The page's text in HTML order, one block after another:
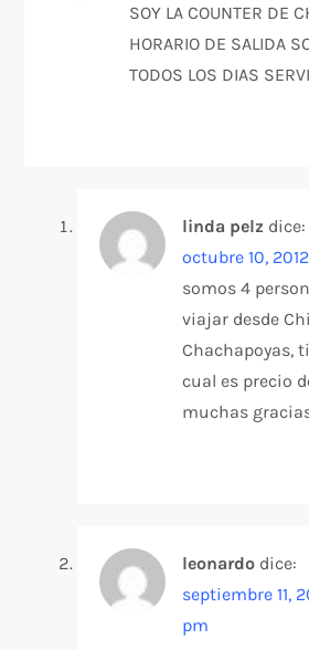
SOY LA COUNTER DE
HORARIO DE SALIDA
TODOS LOS DIAS
linda pelz dice:
octubre 10,
somos 4
viajar desde
Chachapoyas,
cual es precio
muchas
leonardo dice:
septiembre 11,
pm